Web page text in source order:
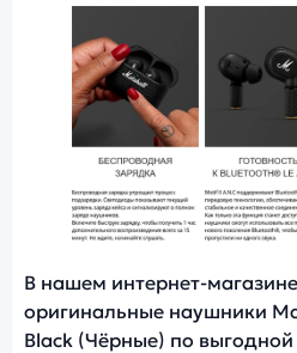
В нашем интернет-
оригинальные наушники
Black (Чёрные) по